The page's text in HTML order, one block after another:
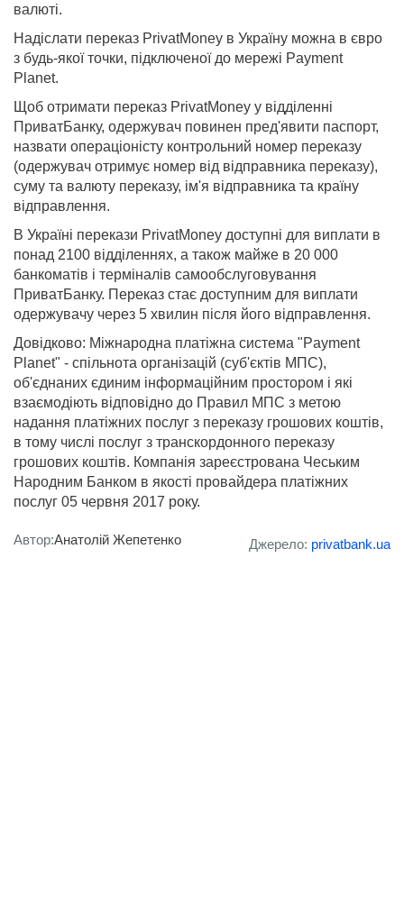
валюті.
Надіслати переказ PrivatMoney в Україну можна в євро
з будь-якої точки, підключеної до мережі Payment
Planet.
Щоб отримати переказ PrivatMoney у відділенні
ПриватБанку, одержувач повинен пред'явити паспорт,
назвати операціоністу контрольний номер переказу
(одержувач отримує номер від відправника переказу),
суму та валюту переказу, ім'я відправника та країну
відправлення.
В Україні перекази PrivatMoney доступні для виплати в
понад 2100 відділеннях, а також майже в 20 000
банкоматів і терміналів самообслуговування
ПриватБанку. Переказ стає доступним для виплати
одержувачу через 5 хвилин після його відправлення.
Довідково: Міжнародна платіжна система "Payment
Planet" - спільнота організацій (суб'єктів МПС),
об'єднаних єдиним інформаційним простором і які
взаємодіють відповідно до Правил МПС з метою
надання платіжних послуг з переказу грошових коштів,
в тому числі послуг з транскордонного переказу
грошових коштів. Компанія зареєстрована Чеським
Народним Банком в якості провайдера платіжних
послуг 05 червня 2017 року.
Автор:Анатолій Жепетенко Джерело: privatbank.ua